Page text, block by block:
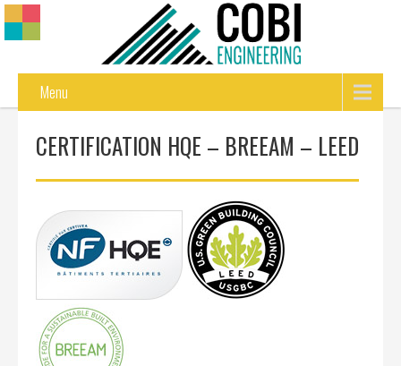
Menu
CERTIFICATION HQE – BREEAM – LEED